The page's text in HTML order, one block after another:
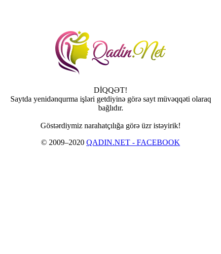
DİQQƏT!
Saytda yenidənqurma işləri getdiyinə görə sayt müvəqqəti olaraq
bağlıdır.
Göstərdiymiz narahatçılığa görə üzr istəyirik!
© 2009–2020 QADIN.NET - FACEBOOK